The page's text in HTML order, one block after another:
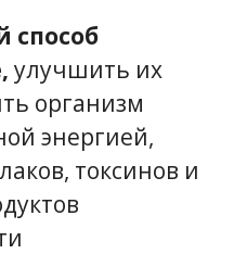
способ
улучшить их
организм
энергией,
токсинов и